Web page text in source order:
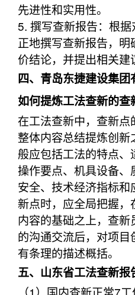
先进性和实用性。
5. 撰写查新报告：根
正地撰写查新报告，
价结论，并提出相关建
四、青岛东捷建设集
如何提炼工法查新的查
在工法查新中，查新
整体内容总结提炼创
般应包括工法的特点、
操作要点、机具设备
安全、技术经济指标
新点时，应全局把握
内容的基础之上，查
的沟通交流后，对项
有条理的描述概括。
五、山东省工法查新报
（1）国内查新正常7